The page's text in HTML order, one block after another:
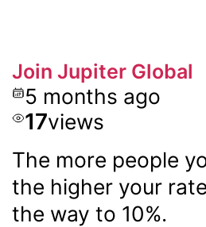
Join Jupiter Global
5 months ago
17views
The more people
the higher your
the way to 10%.